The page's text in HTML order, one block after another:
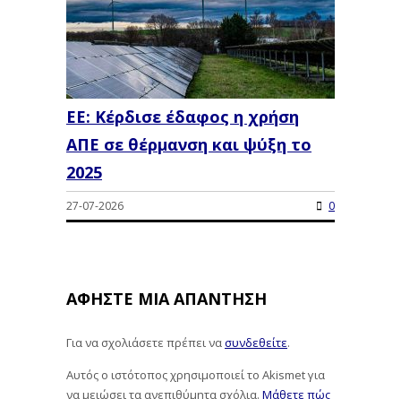
ΕΕ: Κέρδισε έδαφος η χρήση
ΑΠΕ σε θέρμανση και ψύξη το
2025
27-07-2026 0
ΑΦΉΣΤΕ ΜΙΑ ΑΠΆΝΤΗΣΗ
Για να σχολιάσετε πρέπει νασυνδεθείτε.
Αυτός ο ιστότοπος χρησιμοποιεί το Akismet για
να μειώσει τα ανεπιθύμητα σχόλια. Μάθετε πώς